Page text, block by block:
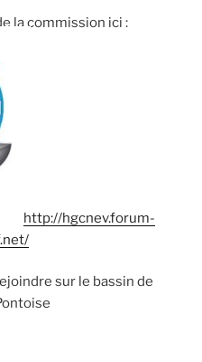
la commission ici :
http://hgcnev.forum-
sur le bassin de